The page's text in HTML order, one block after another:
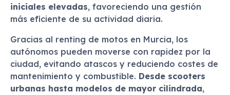
iniciales elevadas, favoreciendo una gestión
más eficiente de su actividad diaria.
Gracias al renting de motos en Murcia, los
autónomos pueden moverse con rapidez por la
ciudad, evitando atascos y reduciendo costes de
mantenimiento y combustible. Desde scooters
urbanas hasta modelos de mayor cilindrada,